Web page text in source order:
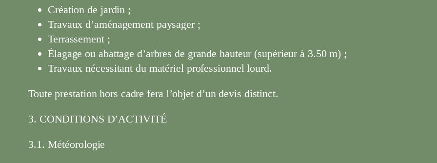
Création de jardin ;
Travaux d’aménagement paysager ;
Terrassement ;
Élagage ou abattage d’arbres de grande hauteur (supérieur à 3.50 m) ;
Travaux nécessitant du matériel professionnel lourd.
Toute prestation hors cadre fera l’objet d’un devis distinct.
3. CONDITIONS D’ACTIVITÉ
3.1. Météorologie